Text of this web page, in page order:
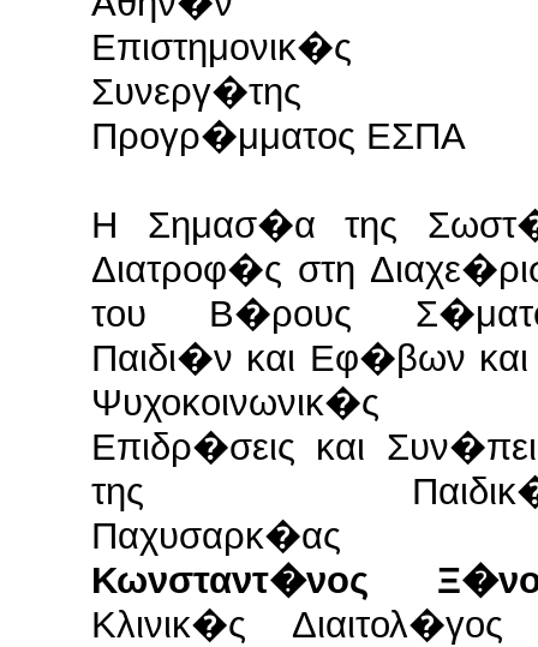
Επιστημονικ�ς
Συνεργ�της
Προγρ�μματος ΕΣΠΑ
Η Σημασ�α της
Διατροφ�ς στη
του Β�ρους
Παιδι�ν και Εφ�βων και
Ψυχοκοινωνικ�ς
Επιδρ�σεις και
της
Παχυσαρκ�ας
Κωνσταντ�νος
Κλινικ�ς